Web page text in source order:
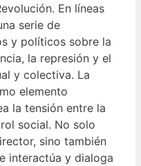
En líneas
serie de
y políticos sobre la
la represión y el
y colectiva. La
elemento
la tensión entre la
social. No solo
sino también
interactúa y dialoga